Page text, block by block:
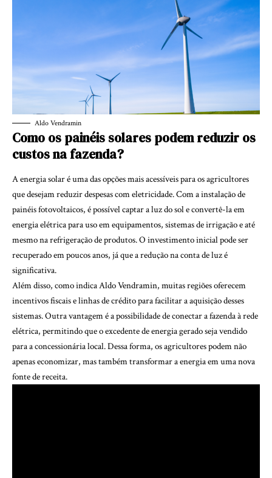
Aldo Vendramin
Como os painéis solares podem reduzir os
custos na fazenda?
A energia solar é uma das opções mais acessíveis para os agricultores
que desejam reduzir despesas com eletricidade. Com a instalação de
painéis fotovoltaicos, é possível captar a luz do sol e convertê-la em
energia elétrica para uso em equipamentos, sistemas de irrigação e até
mesmo na refrigeração de produtos. O investimento inicial pode ser
recuperado em poucos anos, já que a redução na conta de luz é
significativa.
Além disso, como indica Aldo Vendramin, muitas regiões oferecem
incentivos fiscais e linhas de crédito para facilitar a aquisição desses
sistemas. Outra vantagem é a possibilidade de conectar a fazenda à rede
elétrica, permitindo que o excedente de energia gerado seja vendido
para a concessionária local. Dessa forma, os agricultores podem não
apenas economizar, mas também transformar a energia em uma nova
fonte de receita.